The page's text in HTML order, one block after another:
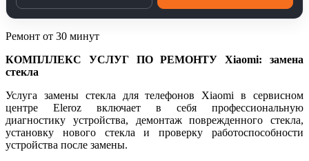
Ремонт от 30 минут
КОМПЛЛЕКС УСЛУГ ПО РЕМОНТУ Xiaomi: замена
стекла
Услуга замены стекла для телефонов Xiaomi в сервисном
центре Eleroz включает в себя профессиональную
диагностику устройства, демонтаж поврежденного стекла,
установку нового стекла и проверку работоспособности
устройства после замены.